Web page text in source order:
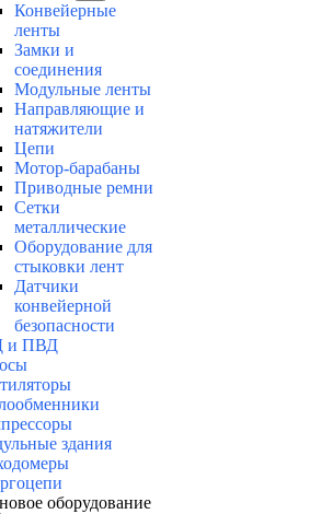
Конвейерные
ленты
Замки и
соединения
Модульные ленты
Направляющие и
натяжители
Цепи
Мотор-барабаны
Приводные ремни
Сетки
металлические
Оборудование для
стыковки лент
Датчики
конвейерной
безопасности
и ПВД
здания
оборудование